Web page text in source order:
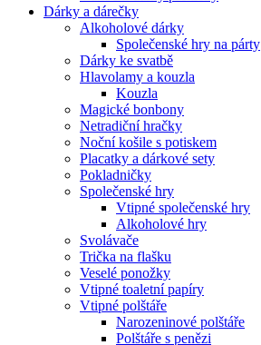
Dárky a dárečky
Alkoholové dárky
Společenské hry na párty
Dárky ke svatbě
Hlavolamy a kouzla
Kouzla
Magické bonbony
Netradiční hračky
Noční košile s potiskem
Placatky a dárkové sety
Pokladničky
Společenské hry
Vtipné společenské hry
Alkoholové hry
Svolávače
Trička na flašku
Veselé ponožky
Vtipné toaletní papíry
Vtipné polštáře
Narozeninové polštáře
Polštáře s penězi